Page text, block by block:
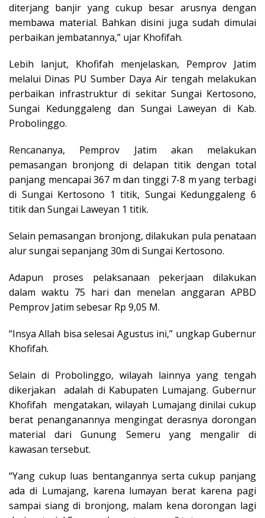
diterjang banjir yang cukup besar arusnya dengan
membawa material. Bahkan disini juga sudah dimulai
perbaikan jembatannya,” ujar Khofifah.
Lebih lanjut, Khofifah menjelaskan, Pemprov Jatim
melalui Dinas PU Sumber Daya Air tengah melakukan
perbaikan infrastruktur di sekitar Sungai Kertosono,
Sungai Kedunggaleng dan Sungai Laweyan di Kab.
Probolinggo.
Rencananya, Pemprov Jatim akan melakukan
pemasangan bronjong di delapan titik dengan total
panjang mencapai 367 m dan tinggi 7-8 m yang terbagi
di Sungai Kertosono 1 titik, Sungai Kedunggaleng 6
titik dan Sungai Laweyan 1 titik.
Selain pemasangan bronjong, dilakukan pula penataan
alur sungai sepanjang 30m di Sungai Kertosono.
Adapun proses pelaksanaan pekerjaan dilakukan
dalam waktu 75 hari dan menelan anggaran APBD
Pemprov Jatim sebesar Rp 9,05 M.
“Insya Allah bisa selesai Agustus ini,” ungkap Gubernur
Khofifah.
Selain di Probolinggo, wilayah lainnya yang tengah
dikerjakan adalah di Kabupaten Lumajang. Gubernur
Khofifah mengatakan, wilayah Lumajang dinilai cukup
berat penanganannya mengingat derasnya dorongan
material dari Gunung Semeru yang mengalir di
kawasan tersebut.
“Yang cukup luas bentangannya serta cukup panjang
ada di Lumajang, karena lumayan berat karena pagi
sampai siang di bronjong, malam kena dorongan lagi